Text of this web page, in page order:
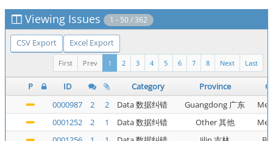
Viewing Issues 1 - 50 / 362
CSV Export Excel Export
Last
Next
8
7
6
5
4
3
2
1
Prev
First
P ID Category Province
0000987
2 2 Data 数据纠错 Guangdong 广东
0001252
2 1 Data 数据纠错 Other 其他